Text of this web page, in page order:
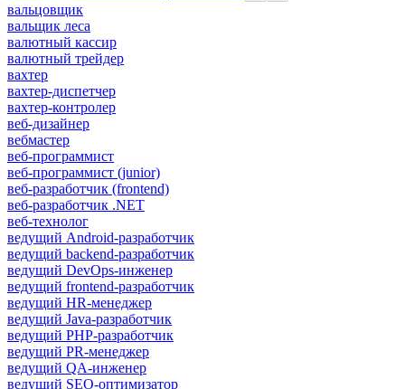
вальцовщик
вальщик леса
валютный кассир
валютный трейдер
вахтер
вахтер-диспетчер
вахтер-контролер
веб-дизайнер
вебмастер
веб-программист
веб-программист (junior)
веб-разработчик (frontend)
веб-разработчик .NET
веб-технолог
ведущий Android-разработчик
ведущий backend-разработчик
ведущий DevOps-инженер
ведущий frontend-разработчик
ведущий HR-менеджер
ведущий Java-разработчик
ведущий PHP-разработчик
ведущий PR-менеджер
ведущий QA-инженер
ведущий SEO-оптимизатор